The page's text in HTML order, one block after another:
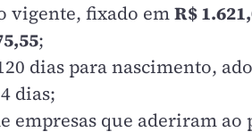
vigente, fixado emR$
;
dias para nascimento,
dias;
empresas que aderiram